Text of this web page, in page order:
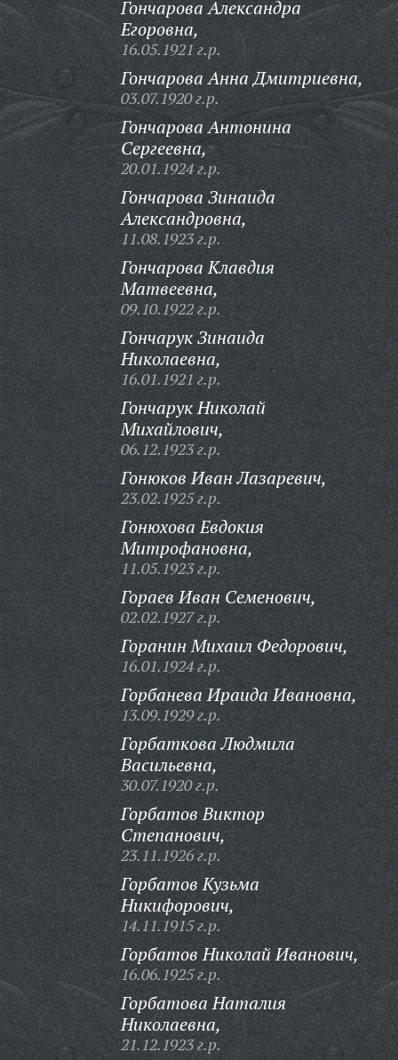
Гончарова Александра
Егоровна,
16.05.1921 г.р.
Гончарова Анна Дмитриевна,
03.07.1920 г.р.
Гончарова Антонина
Сергеевна,
20.01.1924 г.р.
Гончарова Зинаида
Александровна,
11.08.1923 г.р.
Гончарова Клавдия
Матвеевна,
09.10.1922 г.р.
Гончарук Зинаида
Николаевна,
16.01.1921 г.р.
Гончарук Николай
Михайлович,
06.12.1923 г.р.
Гонюков Иван Лазаревич,
23.02.1925 г.р.
Гонюхова Евдокия
Митрофановна,
11.05.1923 г.р.
Гораев Иван Семенович,
02.02.1927 г.р.
Горанин Михаил Федорович,
16.01.1924 г.р.
Горбанева Ираида Ивановна,
13.09.1929 г.р.
Горбаткова Людмила
Васильевна,
30.07.1920 г.р.
Горбатов Виктор
Степанович,
23.11.1926 г.р.
Горбатов Кузьма
Никифорович,
14.11.1915 г.р.
Горбатов Николай Иванович,
16.06.1925 г.р.
Горбатова Наталия
Николаевна,
21.12.1923 г.р.